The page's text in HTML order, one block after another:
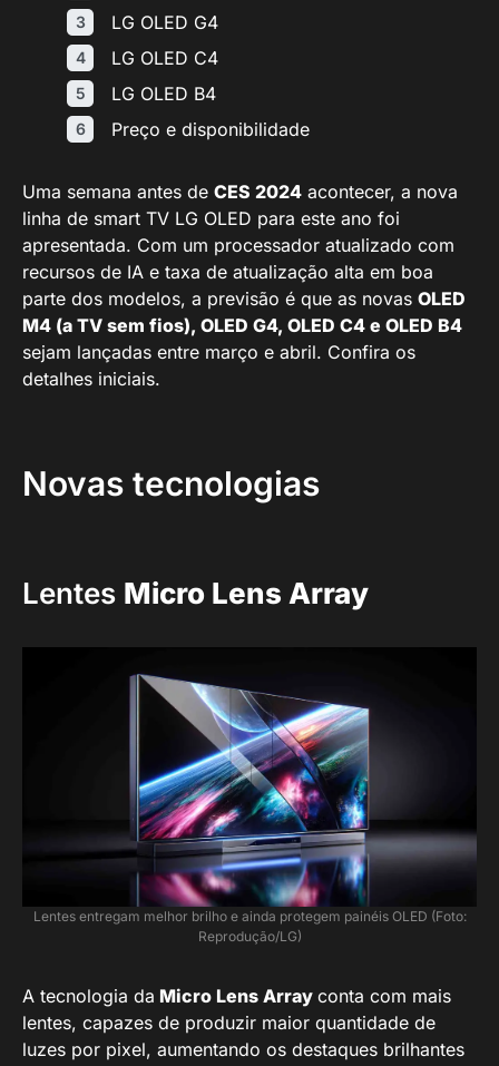
LG OLED G4
LG OLED C4
LG OLED B4
Preço e disponibilidade
Uma semana antes de CES 2024 acontecer, a nova
linha de smart TV LG OLED para este ano foi
apresentada. Com um processador atualizado com
recursos de IA e taxa de atualização alta em boa
parte dos modelos, a previsão é que as novas OLED
M4 (a TV sem fios), OLED G4, OLED C4 e OLED B4
sejam lançadas entre março e abril. Confira os
detalhes iniciais.
Novas tecnologias
Lentes Micro Lens Array
Lentes entregam melhor brilho e ainda protegem painéis OLED (Foto:
Reprodução/LG)
A tecnologia da Micro Lens Array conta com mais
lentes, capazes de produzir maior quantidade de
luzes por pixel, aumentando os destaques brilhantes